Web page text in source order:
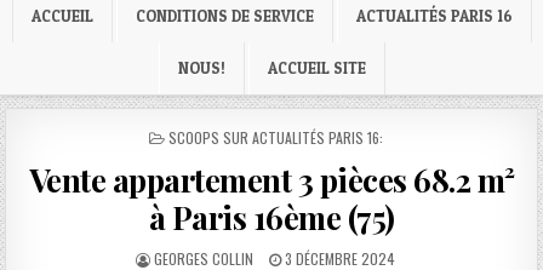
ACCUEIL CONDITIONS DE SERVICE ACTUALITÉS PARIS 16
NOUS! ACCUEIL SITE
POSTED
SCOOPS SUR ACTUALITÉS PARIS 16:
Vente appartement 3 pièces 68.2 m²
à Paris 16ème (75)
AUTHOR:
GEORGES COLLIN
PUBLISHED
3 DÉCEMBRE 2024